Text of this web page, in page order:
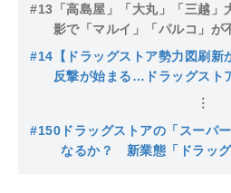
#13 「高島屋」「大丸」「三越
影で「マルイ」「パルコ」
と若者の百貨店離れ
#14 【ドラッグストア勢力図刷
反撃が始まる…ドラッグスト
化に成功したウエルシア・ツ
#150 ドラッグストアの「スーパ
なるか？ 新業態「ドラッ